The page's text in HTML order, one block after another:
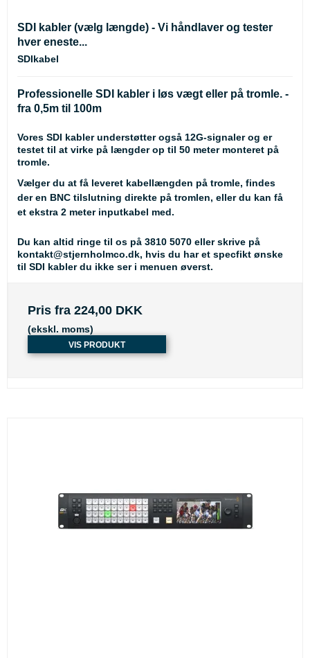
SDI kabler (vælg længde) - Vi håndlaver og tester
hver eneste...
SDIkabel
Professionelle SDI kabler i løs vægt eller på tromle. -
fra 0,5m til 100m
Vores SDI kabler understøtter også 12G-signaler og er
testet til at virke på længder op til 50 meter monteret på
tromle.
Vælger du at få leveret kabellængden på tromle, findes
der en BNC tilslutning direkte på tromlen, eller du kan få
et ekstra 2 meter inputkabel med.
Du kan altid ringe til os på 3810 5070 eller skrive på
kontakt@stjernholmco.dk, hvis du har et specfikt ønske
til SDI kabler du ikke ser i menuen øverst.
Pris fra 224,00 DKK
(ekskl. moms)
VIS PRODUKT